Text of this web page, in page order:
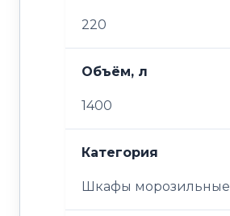
220
Объём, л
1400
Категория
Шкафы морозильные